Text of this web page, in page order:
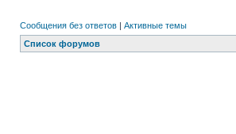
Сообщения без ответов | Активные темы
Список форумов